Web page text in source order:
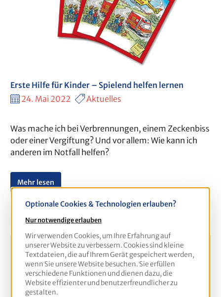
Erste Hilfe für Kinder – Spielend helfen lernen
24. Mai 2022
Aktuelles
Was mache ich bei Verbrennungen, einem Zeckenbiss
oder einer Vergiftung? Und vor allem: Wie kann ich
anderen im Notfall helfen?
Mehr lesen
Nur notwendige erlauben
Optionale Cookies & Technologien erlauben?
Wir verwenden Cookies, um Ihre Erfahrung auf
unserer Website zu verbessern. Cookies sind kleine
Textdateien, die auf Ihrem Gerät gespeichert werden,
wenn Sie unsere Website besuchen. Sie erfüllen
verschiedene Funktionen und dienen dazu, die
Website effizienter und benutzerfreundlicher zu
gestalten.